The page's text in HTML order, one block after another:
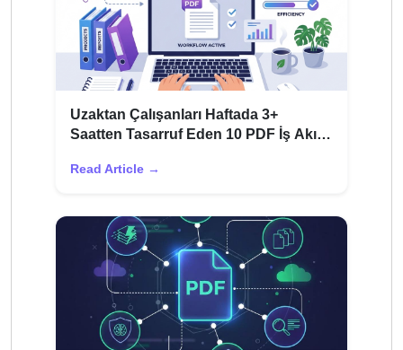
Uzaktan Çalışanları Haftada 3+
Saatten Tasarruf Eden 10 PDF İş Akışı
Read Article →